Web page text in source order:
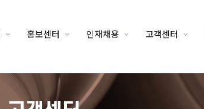
홍보센터 인재채용 고객센터